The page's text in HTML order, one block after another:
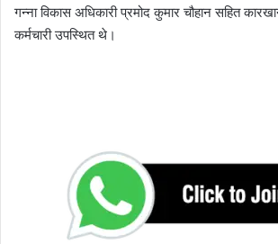
गन्ना विकास अधिकारी प्रमोद कुमार चौहान सहित
कर्मचारी उपस्थित थे।